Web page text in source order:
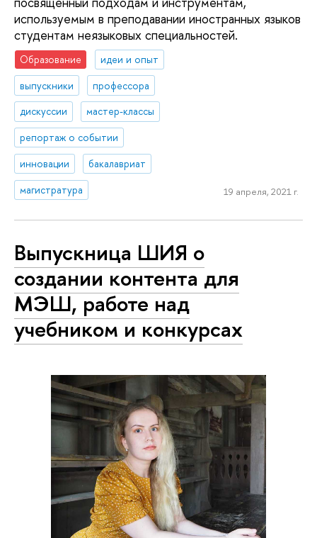
используемым в преподавании иностранных языков
студентам неязыковых специальностей.
Образование
идеи и опыт
выпускники
профессора
дискуссии
мастер-классы
репортаж о событии
инновации
бакалавриат
магистратура
19 апреля, 2021 г.
Выпускница ШИЯ о
создании контента для
МЭШ, работе над
учебником и конкурсах